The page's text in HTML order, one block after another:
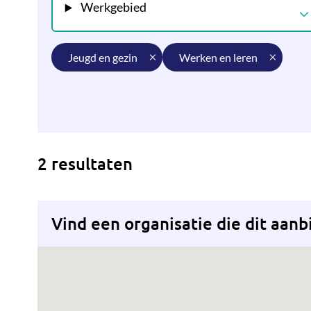
Werkgebied
jeugd en gezin werken en leren
2 resultaten
Vind een organisatie die dit